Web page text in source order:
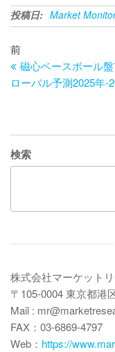
投稿日: Market
投
稿
ナ
ゲ
ー
ョ
過
去
の
前
磁心ベースボール
ローバル予測2025年-
検索
株式会社マーケット
〒105-0004 東京都港
Mail :
FAX：03-6869-4797
Web： https://